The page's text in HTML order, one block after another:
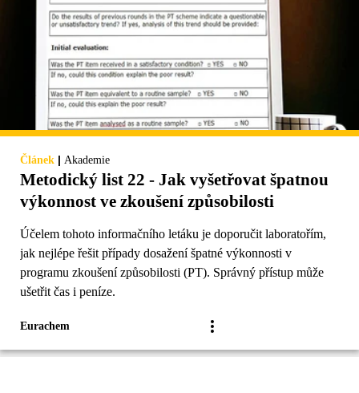
Článek | Akademie
Metodický list 22 - Jak vyšetřovat špatnou
výkonnost ve zkoušení způsobilosti
Účelem tohoto informačního letáku je doporučit laboratořím,
jak nejlépe řešit případy dosažení špatné výkonnosti v
programu zkoušení způsobilosti (PT). Správný přístup může
ušetřit čas i peníze.
Eurachem